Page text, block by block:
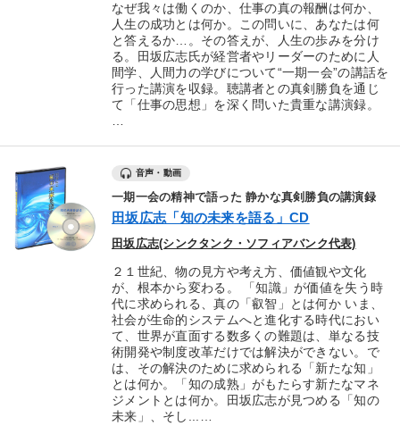
なぜ我々は働くのか、仕事の真の報酬は何か、
人生の成功とは何か。この問いに、あなたは何
と答えるか…。その答えが、人生の歩みを分け
る。田坂広志氏が経営者やリーダーのために人
間学、人間力の学びについて“一期一会”の講話を
行った講演を収録。聴講者との真剣勝負を通じ
て「仕事の思想」を深く問いた貴重な講演録。
…
音声・動画
一期一会の精神で語った 静かな真剣勝負の講演録
田坂広志「知の未来を語る」CD
田坂広志(シンクタンク・ソフィアバンク代表)
２１世紀、物の見方や考え方、価値観や文化
が、根本から変わる。 「知識」が価値を失う時
代に求められる、真の「叡智」とは何か いま、
社会が生命的システムへと進化する時代におい
て、世界が直面する数多くの難題は、単なる技
術開発や制度改革だけでは解決ができない。で
は、その解決のために求められる「新たな知」
とは何か。「知の成熟」がもたらす新たなマネ
ジメントとは何か。田坂広志が見つめる「知の
未来」、そし...…